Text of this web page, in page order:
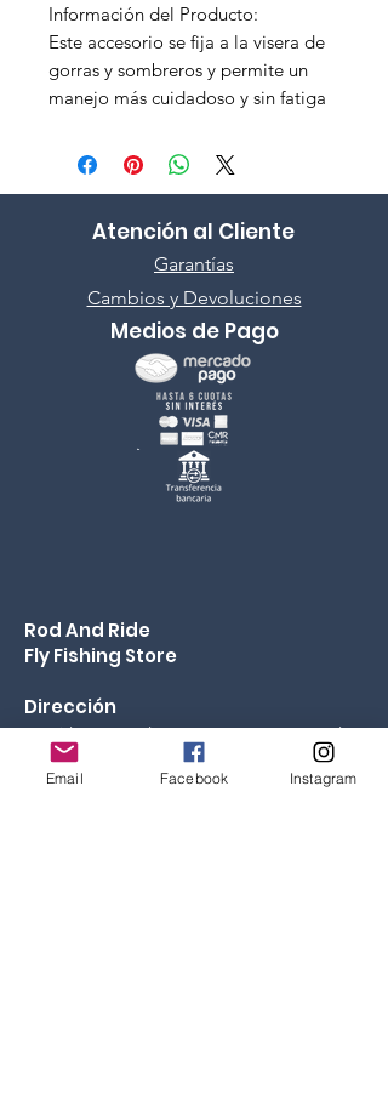
Información del Producto:
Este accesorio se fija a la visera de
gorras y sombreros y permite un
manejo más cuidadoso y sin fatiga
Atención al Cliente
Garantías
Cambios y Devoluciones
Medios de Pago
Rod And Ride
Fly Fishing Store
Dirección
Avenida Las Condes 9607, Comuna Las Condes,
Santiago, Chile
Email Facebook Instagram